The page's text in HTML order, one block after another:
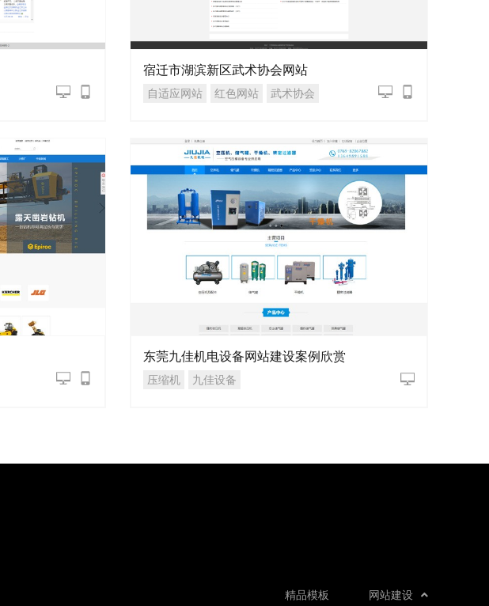
宿迁市湖滨新区武术协会网站
自适应网站 红色网站 武术协会
东莞九佳机电设备网站建设案例欣赏
压缩机 九佳设备
网站建设
精品模板